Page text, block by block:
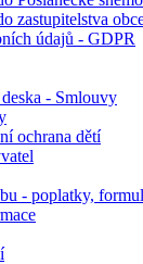
zastupitelstva
údajů - GDPR
- Smlouvy
ochrana dětí
- poplatky,